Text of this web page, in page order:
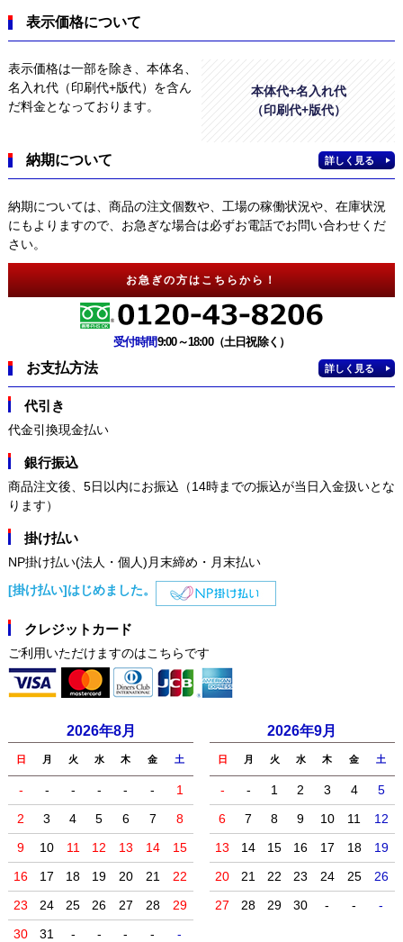
表示価格について
表示価格は一部を除き、本体名、
名入れ代（印刷代+版代）を含ん
だ料金となっております。
本体代+名入れ代
（印刷代+版代）
納期について 詳しく見る
納期については、商品の注文個数や、工場の稼働状況や、在庫状況
にもよりますので、お急ぎな場合は必ずお電話でお問い合わせくだ
さい。
お急ぎの方はこちらから！
受付時間9:00～18:00（土日祝除く）
お支払方法 詳しく見る
代引き
代金引換現金払い
銀行振込
商品注文後、5日以内にお振込（14時までの振込が当日入金扱いとな
ります）
掛け払い
NP掛け払い(法人・個人)月末締め・月末払い
[掛け払い]はじめました。
クレジットカード
ご利用いただけますのはこちらです
2026年8月
日 月 火 水 木 金 土
- - - - - -
1
2
3 4 5 6 7
8
9
10 11 12 13 14
15
16
17 18 19 20 21
22
23
24 25 26 27 28
29
30
31 - - - - -
2026年9月
日 月 火 水 木 金 土
- - 1 2 3 4
5
6
7 8 9 10 11
12
13
14 15 16 17 18
19
20
21 22 23 24 25
26
27
28 29 30 - - -